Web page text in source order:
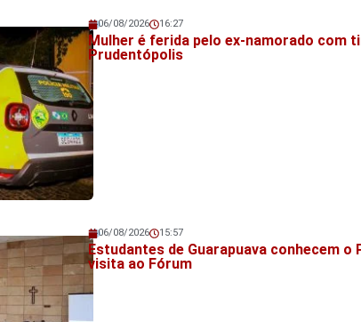
Veja também!
06/08/2026 16:27
Mulher é ferida pelo ex-namorado com
Prudentópolis
Veja também!
06/08/2026 15:57
Estudantes de Guarapuava conhecem o
visita ao Fórum